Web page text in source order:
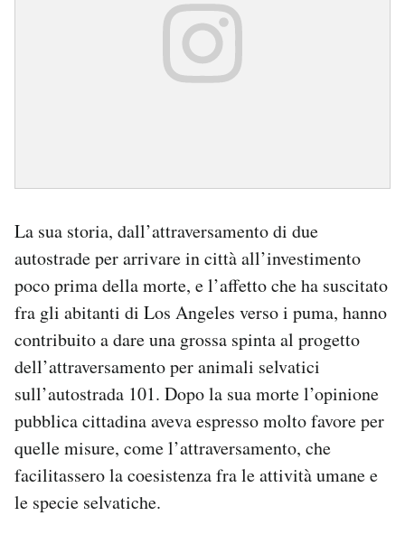
La sua storia, dall’attraversamento di due
autostrade per arrivare in città all’investimento
poco prima della morte, e l’affetto che ha suscitato
fra gli abitanti di Los Angeles verso i puma, hanno
contribuito a dare una grossa spinta al progetto
dell’attraversamento per animali selvatici
sull’autostrada 101. Dopo la sua morte l’opinione
pubblica cittadina aveva espresso molto favore per
quelle misure, come l’attraversamento, che
facilitassero la coesistenza fra le attività umane e
le specie selvatiche.